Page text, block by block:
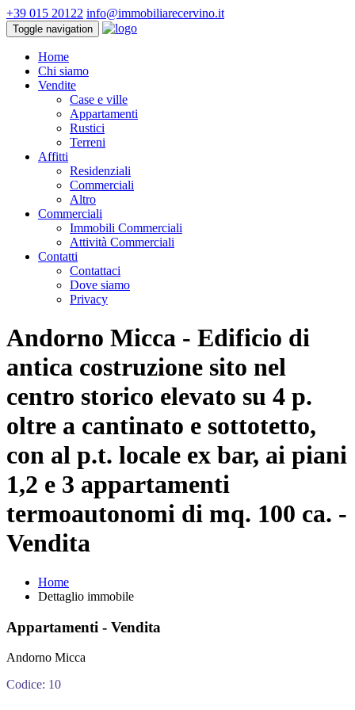
+39 015 20122 info@immobiliarecervino.it
Toggle navigation
Home
Chi siamo
Vendite
Case e ville
Appartamenti
Rustici
Terreni
Affitti
Residenziali
Commerciali
Altro
Commerciali
Immobili Commerciali
Attività Commerciali
Contatti
Contattaci
Dove siamo
Privacy
Andorno Micca - Edificio di
antica costruzione sito nel
centro storico elevato su 4 p.
oltre a cantinato e sottotetto,
con al p.t. locale ex bar, ai piani
1,2 e 3 appartamenti
termoautonomi di mq. 100 ca. -
Vendita
Home
Dettaglio immobile
Appartamenti - Vendita
Andorno Micca
Codice: 10